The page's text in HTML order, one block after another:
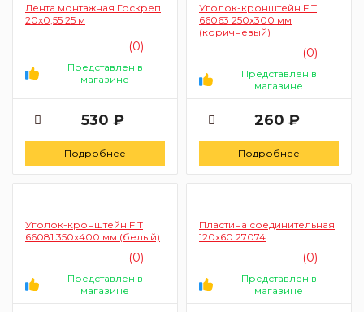
Лента монтажная Госкреп
20х0,55 25 м
(0)
Представлен в
магазине
530 ₽
Подробнее
Уголок-кронштейн FIT
66063 250х300 мм
(коричневый)
(0)
Представлен в
магазине
260 ₽
Подробнее
Уголок-кронштейн FIT
66081 350х400 мм (белый)
(0)
Представлен в
магазине
Пластина соединительная
120x60 27074
(0)
Представлен в
магазине